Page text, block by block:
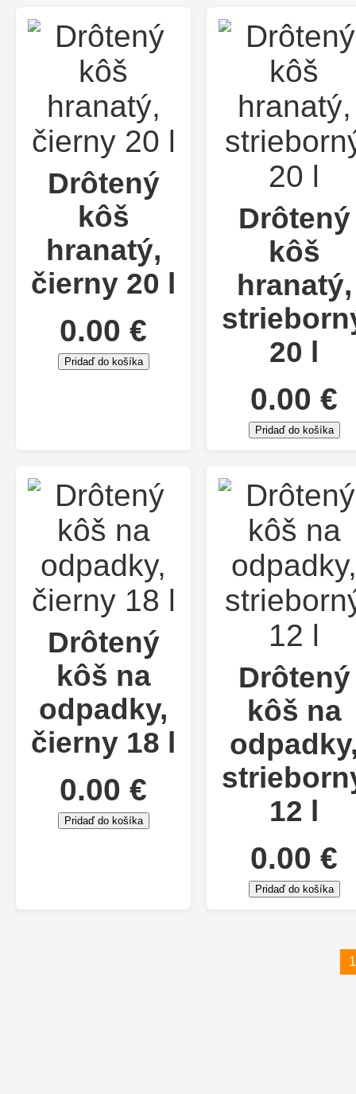
Drôtený
kôš
hranatý,
čierny 20 l
0.00 €
Pridaď do košíka
Drôtený
kôš
hranatý,
20 l
0.00 €
Pridaď do košíka
Drôtený
kôš na
odpadky,
čierny 18 l
0.00 €
Pridaď do košíka
Drôtený
kôš na
12 l
0.00 €
Pridaď do košíka
1